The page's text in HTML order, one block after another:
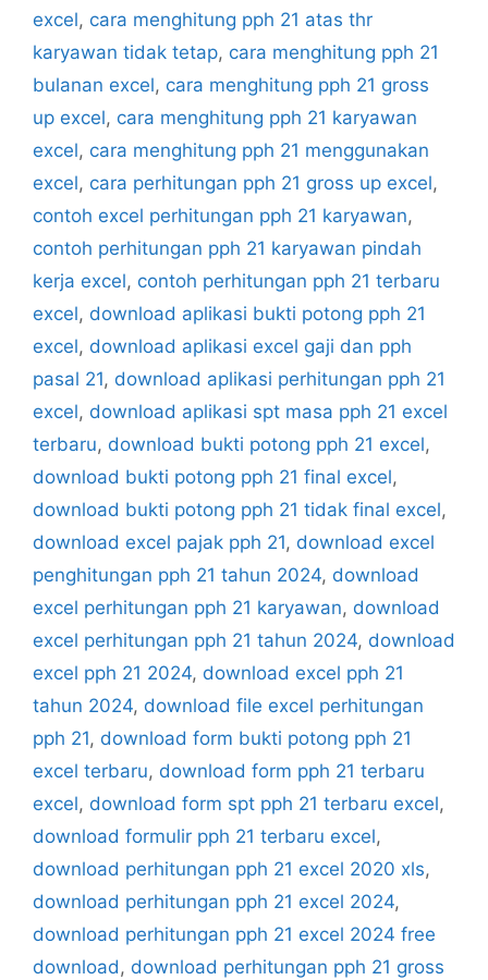
excel, cara menghitung pph 21 atas thr
karyawan tidak tetap, cara menghitung pph 21
bulanan excel, cara menghitung pph 21 gross
up excel, cara menghitung pph 21 karyawan
excel, cara menghitung pph 21 menggunakan
excel, cara perhitungan pph 21 gross up excel,
contoh excel perhitungan pph 21 karyawan,
contoh perhitungan pph 21 karyawan pindah
kerja excel, contoh perhitungan pph 21 terbaru
excel, download aplikasi bukti potong pph 21
excel, download aplikasi excel gaji dan pph
pasal 21, download aplikasi perhitungan pph 21
excel, download aplikasi spt masa pph 21 excel
terbaru, download bukti potong pph 21 excel,
download bukti potong pph 21 final excel,
download bukti potong pph 21 tidak final excel,
download excel pajak pph 21, download excel
penghitungan pph 21 tahun 2024, download
excel perhitungan pph 21 karyawan, download
excel perhitungan pph 21 tahun 2024, download
excel pph 21 2024, download excel pph 21
tahun 2024, download file excel perhitungan
pph 21, download form bukti potong pph 21
excel terbaru, download form pph 21 terbaru
excel, download form spt pph 21 terbaru excel,
download formulir pph 21 terbaru excel,
download perhitungan pph 21 excel 2020 xls,
download perhitungan pph 21 excel 2024,
download perhitungan pph 21 excel 2024 free
download, download perhitungan pph 21 gross